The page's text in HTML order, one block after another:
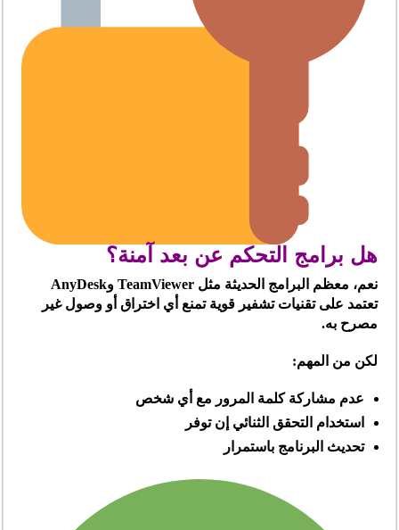
هل برامج التحكم عن بعد آمنة؟
نعم، معظم البرامج الحديثة مثل TeamViewer وAnyDesk
تعتمد على تقنيات تشفير قوية تمنع أي اختراق أو وصول غير
مصرح به.
لكن من المهم:
عدم مشاركة كلمة المرور مع أي شخص
استخدام التحقق الثنائي إن توفر
تحديث البرنامج باستمرار